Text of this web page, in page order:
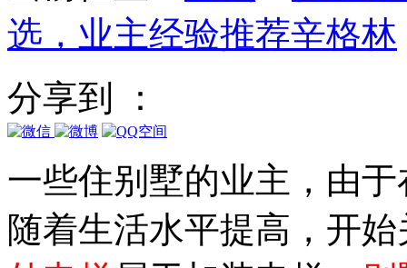
选，业主经验推荐辛格林
分享到 ：
一些住别墅的业主，由
随着生活水平提高，开